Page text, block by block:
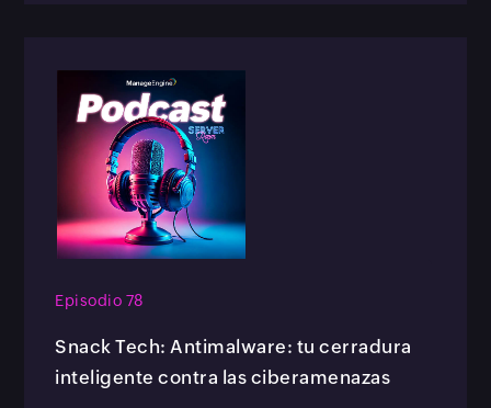
Episodio 78
Snack Tech: Antimalware: tu cerradura
inteligente contra las ciberamenazas